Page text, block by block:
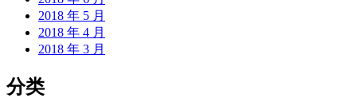
2018 年 5 月
2018 年 4 月
2018 年 3 月
分类